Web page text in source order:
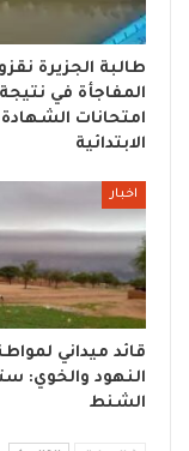
طالبة الجزيرة
المفاجأة في نتيجة
امتحانات الشهادة
الابتدائية
اخبار
قائد ميداني
النهود والخوي:
الشنط